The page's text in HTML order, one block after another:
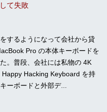
て失敗
するようになって会社から貸
Pro の本体キーボードを
。普段、会社には私物の 4K
Happy Hacking Keyboard を持
ーボードと外部デ...